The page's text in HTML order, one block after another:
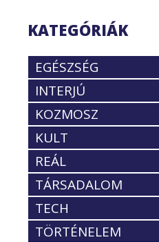
KATEGÓRIÁK
EGÉSZSÉG
INTERJÚ
KOZMOSZ
KULT
REÁL
TÁRSADALOM
TECH
TÖRTÉNELEM